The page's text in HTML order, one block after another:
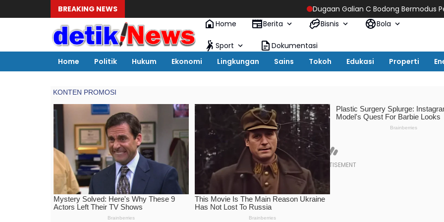
BREAKING NEWS Dugaan Galian C Bodong Bermodus Perataan Lokasi
Home
Berita Bisnis Bola
Sport
Dokumentasi
Home
Politik Hukum Ekonomi Lingkungan Sains Tokoh Edukasi Properti